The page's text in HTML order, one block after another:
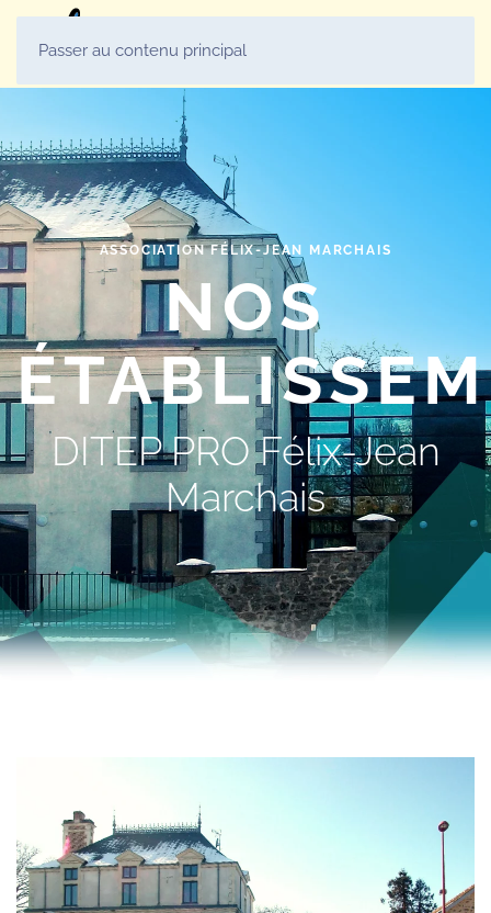
Passer au contenu principal
ASSOCIATION FÉLIX-JEAN MARCHAIS
NOS
DITEP PRO Félix-Jean
Marchais